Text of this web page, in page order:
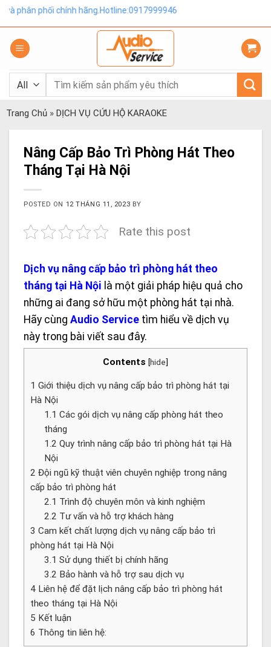
Skip
content
chính hãng.Hotline:0917999946
kiếm:
Trang Chủ» DỊCH VỤ CỨU HỘ KARAOKE
Nâng Cấp Bảo Trì Phòng Hát Theo
Tháng Tại Hà Nội
POSTED ON 12 THÁNG 11, 2023 BY
Rate this post
Dịch vụ nâng cấp bảo trì phòng hát theo
tháng tại Hà Nội là một giải pháp hiệu quả cho
những ai đang sở hữu một phòng hát tại nhà.
Hãy cùng Audio Service tìm hiểu về dịch vụ
này trong bài viết sau đây.
Contents [hide]
1 Giới thiệu dịch vụ nâng cấp bảo trì phòng hát tại
Hà Nội
1.1 Các gói dịch vụ nâng cấp phòng hát theo
tháng
1.2 Quy trình nâng cấp bảo trì phòng hát tại Hà
Nội
2 Đội ngũ kỹ thuật viên chuyên nghiệp trong nâng
cấp bảo trì phòng hát
2.1 Trình độ chuyên môn và kinh nghiệm
2.2 Tư vấn và hỗ trợ khách hàng
3 Cam kết chất lượng dịch vụ nâng cấp bảo trì
phòng hát tại Hà Nội
3.1 Sử dụng thiết bị chính hãng
3.2 Bảo hành và hỗ trợ sau dịch vụ
4 Liên hệ để đặt lịch nâng cấp bảo trì phòng hát
theo tháng tại Hà Nội
5 Kết luận
6 Thông tin liên hệ: